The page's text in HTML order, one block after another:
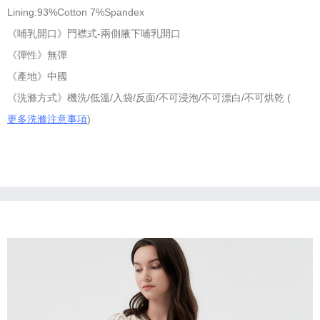
Lining:93%Cotton 7%Spandex
《哺乳開口》門襟式-兩側腋下哺乳開口
《彈性》無彈
《產地》中國
《洗滌方式》機洗/低溫/入袋/反面/不可浸泡/不可漂白/不可烘乾 (
更多洗滌注意事項)